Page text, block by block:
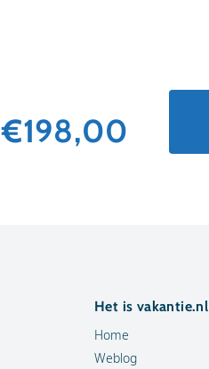
€198,00
Het is vakantie.nl
Home
Weblog